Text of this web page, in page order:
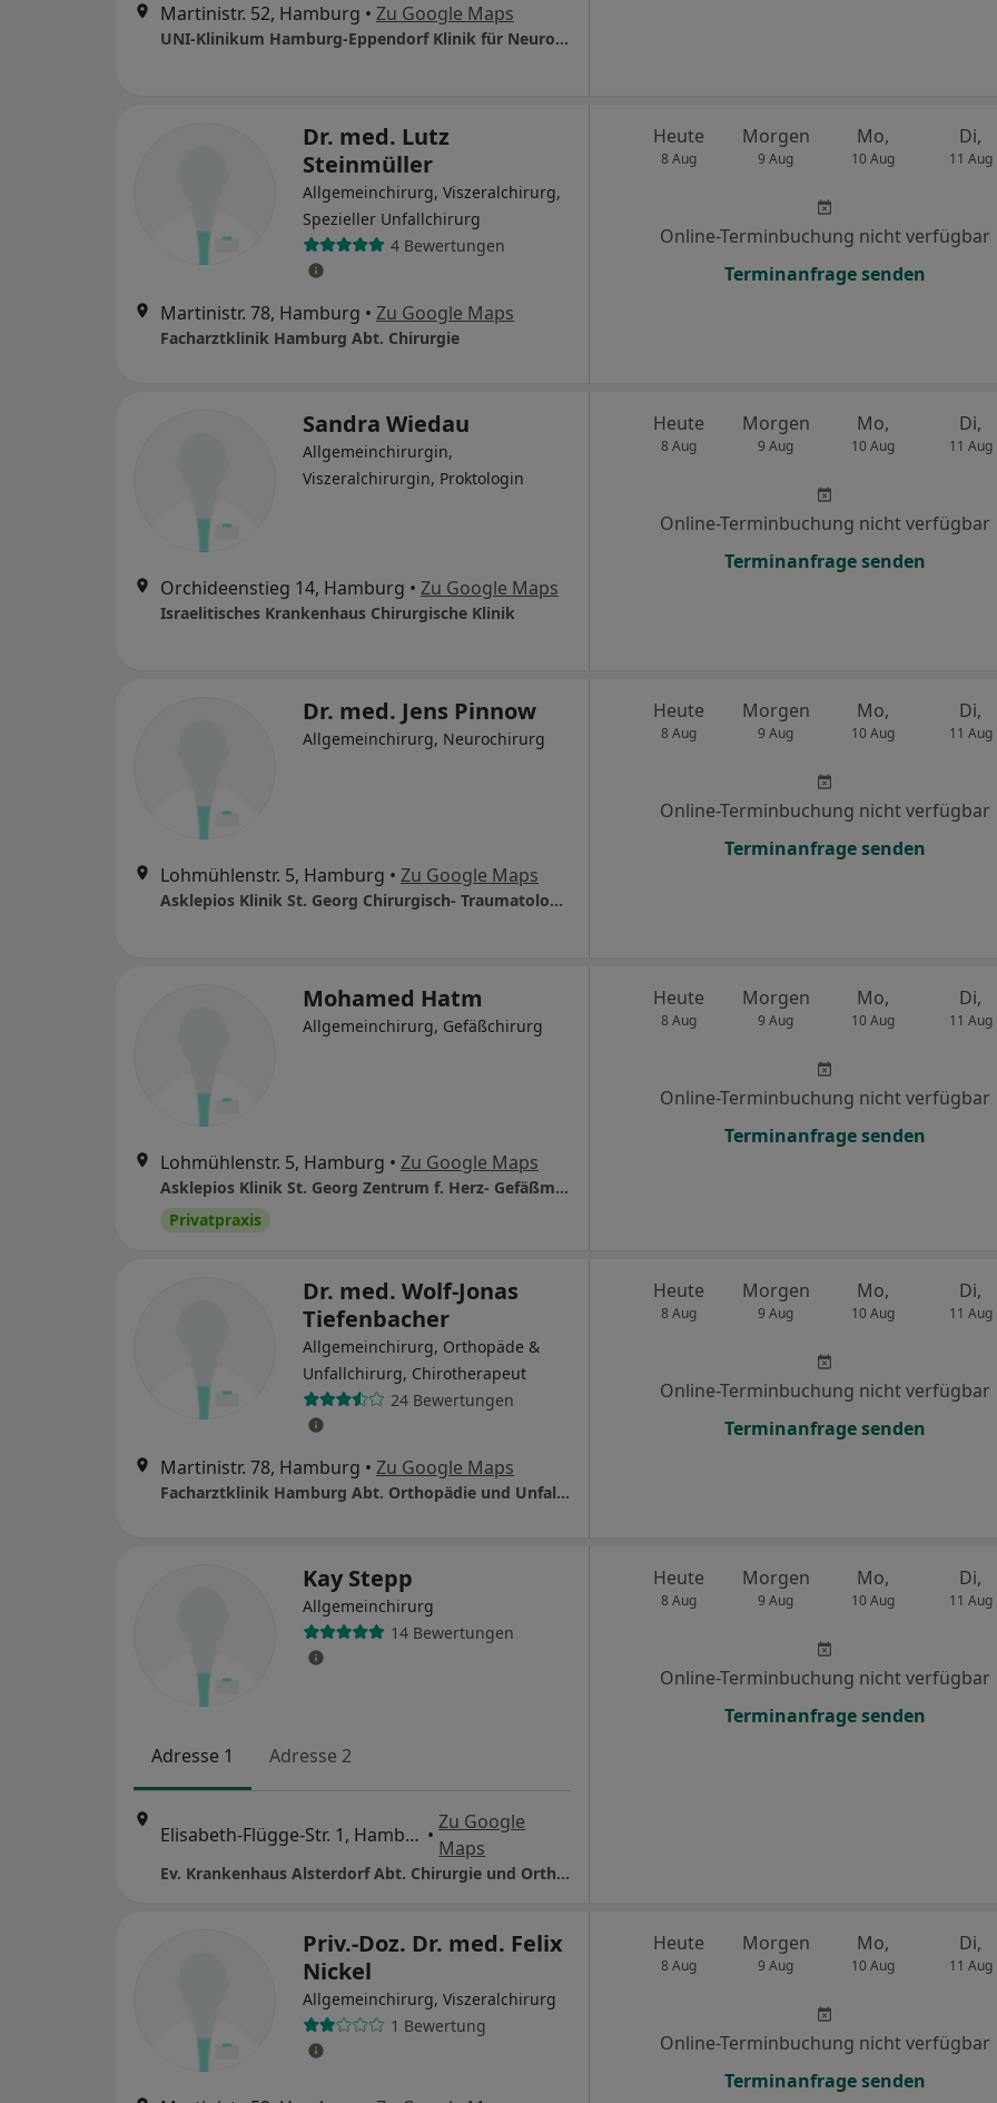
Martinistr. 52, Hamburg • Zu Google Maps
UNI-Klinikum Hamburg-Eppendorf Klinik für Neurochirurgie Kopf- und Neurozentrum
Dr. med. Lutz
Steinmüller
Allgemeinchirurg, Viszeralchirurg,
Spezieller Unfallchirurg
4 Bewertungen
Martinistr. 78, Hamburg • Zu Google Maps
Facharztklinik Hamburg Abt. Chirurgie
Heute
8 Aug
Morgen
9 Aug
Mo,
10 Aug
Di,
11 Aug
Online-Terminbuchung nicht verfügbar
Terminanfrage senden
Sandra Wiedau
Allgemeinchirurgin,
Viszeralchirurgin, Proktologin
Orchideenstieg 14, Hamburg • Zu Google Maps
Israelitisches Krankenhaus Chirurgische Klinik
Heute
8 Aug
Morgen
9 Aug
Mo,
10 Aug
Di,
11 Aug
Online-Terminbuchung nicht verfügbar
Terminanfrage senden
Dr. med. Jens Pinnow
Allgemeinchirurg, Neurochirurg
Lohmühlenstr. 5, Hamburg • Zu Google Maps
Asklepios Klinik St. Georg Chirurgisch- Traumatologisches Zentrum Abt. Neurochirurgie
Heute
8 Aug
Morgen
9 Aug
Mo,
10 Aug
Di,
11 Aug
Online-Terminbuchung nicht verfügbar
Terminanfrage senden
Mohamed Hatm
Allgemeinchirurg, Gefäßchirurg
Lohmühlenstr. 5, Hamburg • Zu Google Maps
Asklepios Klinik St. Georg Zentrum f. Herz- Gefäßmedizin Abt. Gefäßchirurgie
Privatpraxis
Heute
8 Aug
Morgen
9 Aug
Mo,
10 Aug
Di,
11 Aug
Online-Terminbuchung nicht verfügbar
Terminanfrage senden
Dr. med. Wolf-Jonas
Tiefenbacher
Allgemeinchirurg, Orthopäde &
Unfallchirurg, Chirotherapeut
24 Bewertungen
Martinistr. 78, Hamburg • Zu Google Maps
Facharztklinik Hamburg Abt. Orthopädie und Unfallchirurgie
Heute
8 Aug
Morgen
9 Aug
Mo,
10 Aug
Di,
11 Aug
Online-Terminbuchung nicht verfügbar
Terminanfrage senden
Kay Stepp
Allgemeinchirurg
14 Bewertungen
Adresse 1 Adresse 2
Elisabeth-Flügge-Str. 1, Hamburg •
Zu Google
Maps
Ev. Krankenhaus Alsterdorf Abt. Chirurgie und Orthopädie
Heute
8 Aug
Morgen
9 Aug
Mo,
10 Aug
Di,
11 Aug
Online-Terminbuchung nicht verfügbar
Terminanfrage senden
Priv.-Doz. Dr. med. Felix
Nickel
Allgemeinchirurg, Viszeralchirurg
1 Bewertung
Heute
8 Aug
Morgen
9 Aug
Mo,
10 Aug
Di,
11 Aug
Online-Terminbuchung nicht verfügbar
Terminanfrage senden